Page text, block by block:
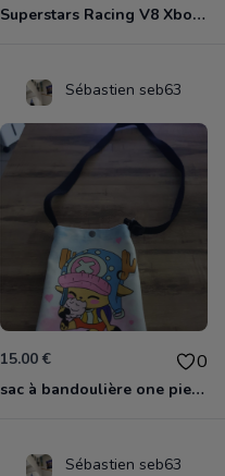
Superstars Racing V8 Xbox 360
Sébastien seb63
15.00 € 0
sac à bandoulière one piece chopper
Sébastien seb63